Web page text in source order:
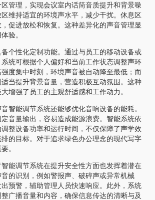
管理，实现会议室内话筒音质提升和背景噪
维持适宜的环境声水平，减少干扰。休息区
促进放松和恢复。这种差异化的声音管理显
验。
个性化定制功能。通过与员工的移动设备或
统可根据个人偏好和当前工作状态调整声环
度集中时刻，环境声音被自动降至最低；而
当提升背景音量，营造积极互动氛围。这种
增强了员工的主观舒适感和工作动力。
智能调节系统还能够优化音响设备的能耗。
音量输出，容易造成能源浪费。智能系统依
整设备功率和运行时间，不仅保障了声学效
的目标。对于追求绿色办公理念的现代写字
。
能调节系统在提升安全性方面也发挥着潜在
的识别，例如警报声、破碎声或异常机械
预警，辅助管理人员快速响应。此外，系统
广播音量和内容，确保信息传达的清晰与及